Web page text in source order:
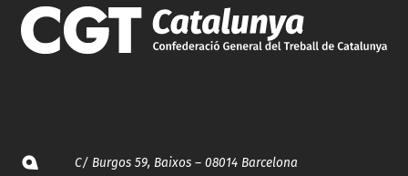
C/ Burgos 59, Baixos – 08014 Barcelona